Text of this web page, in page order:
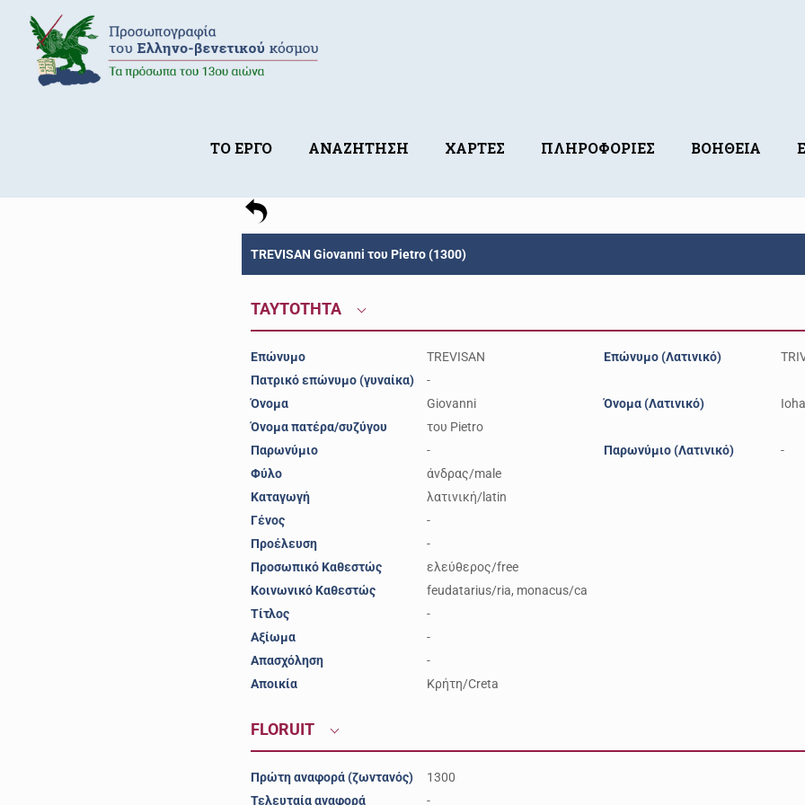
ΤΟ ΕΡΓΟ ΑΝΑΖΗΤΗΣΗ ΧΑΡΤΕΣ ΠΛΗΡΟΦΟΡΙΕΣ ΒΟΗΘΕΙΑ
TREVISAN Giovanni του Pietro (1300)
ΤΑΥΤΟΤΗΤΑ
Επώνυμο
TREVISAN
Πατρικό επώνυμο (γυναίκα)
-
Όνομα
Giovanni
Όνομα πατέρα/συζύγου
του Pietro
Παρωνύμιο
-
Φύλο
άνδρας/male
Καταγωγή
λατινική/latin
Γένος
-
Προέλευση
-
Προσωπικό Καθεστώς
ελεύθερος/free
Κοινωνικό Καθεστώς
feudatarius/ria, monacus/ca
Τίτλος
-
Αξίωμα
-
Απασχόληση
-
Αποικία
Κρήτη/Creta
Επώνυμο (Λατινικό)
Όνομα (Λατινικό)
Παρωνύμιο (Λατινικό) -
FLORUIT
Πρώτη αναφορά (ζωντανός)
1300
Τελευταία αναφορά
-